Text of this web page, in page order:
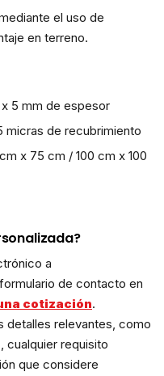
el uso de
en terreno.
5 mm de espesor
micras de recubrimiento
x 75 cm / 100 cm x 100
a
de contacto en
cotización.
detalles relevantes, como
cualquier requisito
que considere